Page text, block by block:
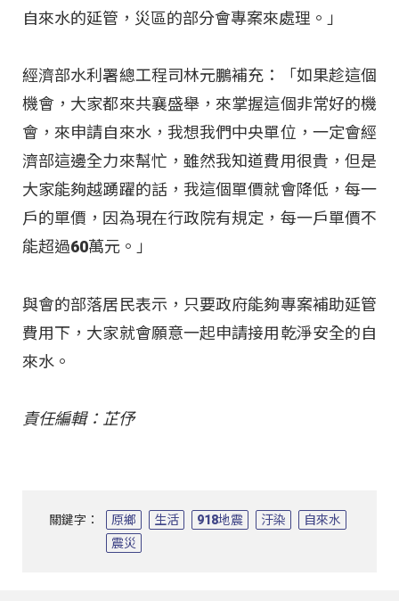
自來水的延管，災區的部分會專案來處理。」
經濟部水利署總工程司林元鵬補充：「如果趁這個
機會，大家都來共襄盛舉，來掌握這個非常好的機
會，來申請自來水，我想我們中央單位，一定會經
濟部這邊全力來幫忙，雖然我知道費用很貴，但是
大家能夠越踴躍的話，我這個單價就會降低，每一
戶的單價，因為現在行政院有規定，每一戶單價不
能超過60萬元。」
與會的部落居民表示，只要政府能夠專案補助延管
費用下，大家就會願意一起申請接用乾淨安全的自
來水。
責任編輯：芷伃
關鍵字： 原鄉 生活 918地震 汙染
自來水
震災